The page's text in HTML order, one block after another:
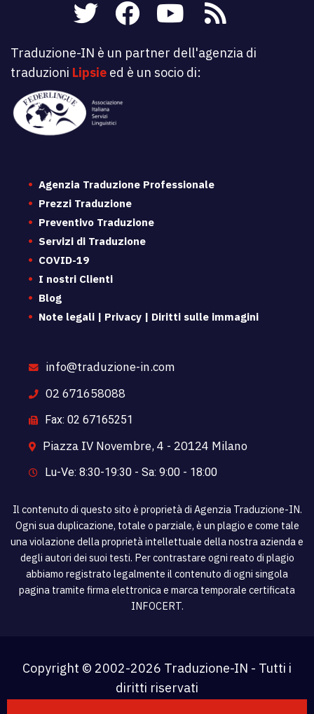
Traduzione-IN è un partner dell'agenzia di
traduzioni Lipsie ed è un socio di:
Agenzia Traduzione Professionale
Prezzi Traduzione
Preventivo Traduzione
Servizi di Traduzione
COVID-19
I nostri Clienti
Blog
Note legali | Privacy | Diritti sulle immagini
info@traduzione-in.com
02 671658088
Fax: 02 67165251
Piazza IV Novembre, 4 - 20124 Milano
Lu-Ve: 8:30-19:30 - Sa: 9:00 - 18:00
Il contenuto di questo sito è proprietà di Agenzia Traduzione-IN.
Ogni sua duplicazione, totale o parziale, è un plagio e come tale
una violazione della proprietà intellettuale della nostra azienda e
degli autori dei suoi testi. Per contrastare ogni reato di plagio
abbiamo registrato legalmente il contenuto di ogni singola
pagina tramite firma elettronica e marca temporale certificata
INFOCERT.
Copyright © 2002-2026 Traduzione-IN - Tutti i
diritti riservati